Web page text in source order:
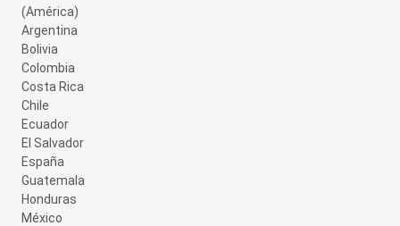
(América)
Argentina
Bolivia
Colombia
Costa Rica
Chile
Ecuador
El Salvador
España
Guatemala
Honduras
México